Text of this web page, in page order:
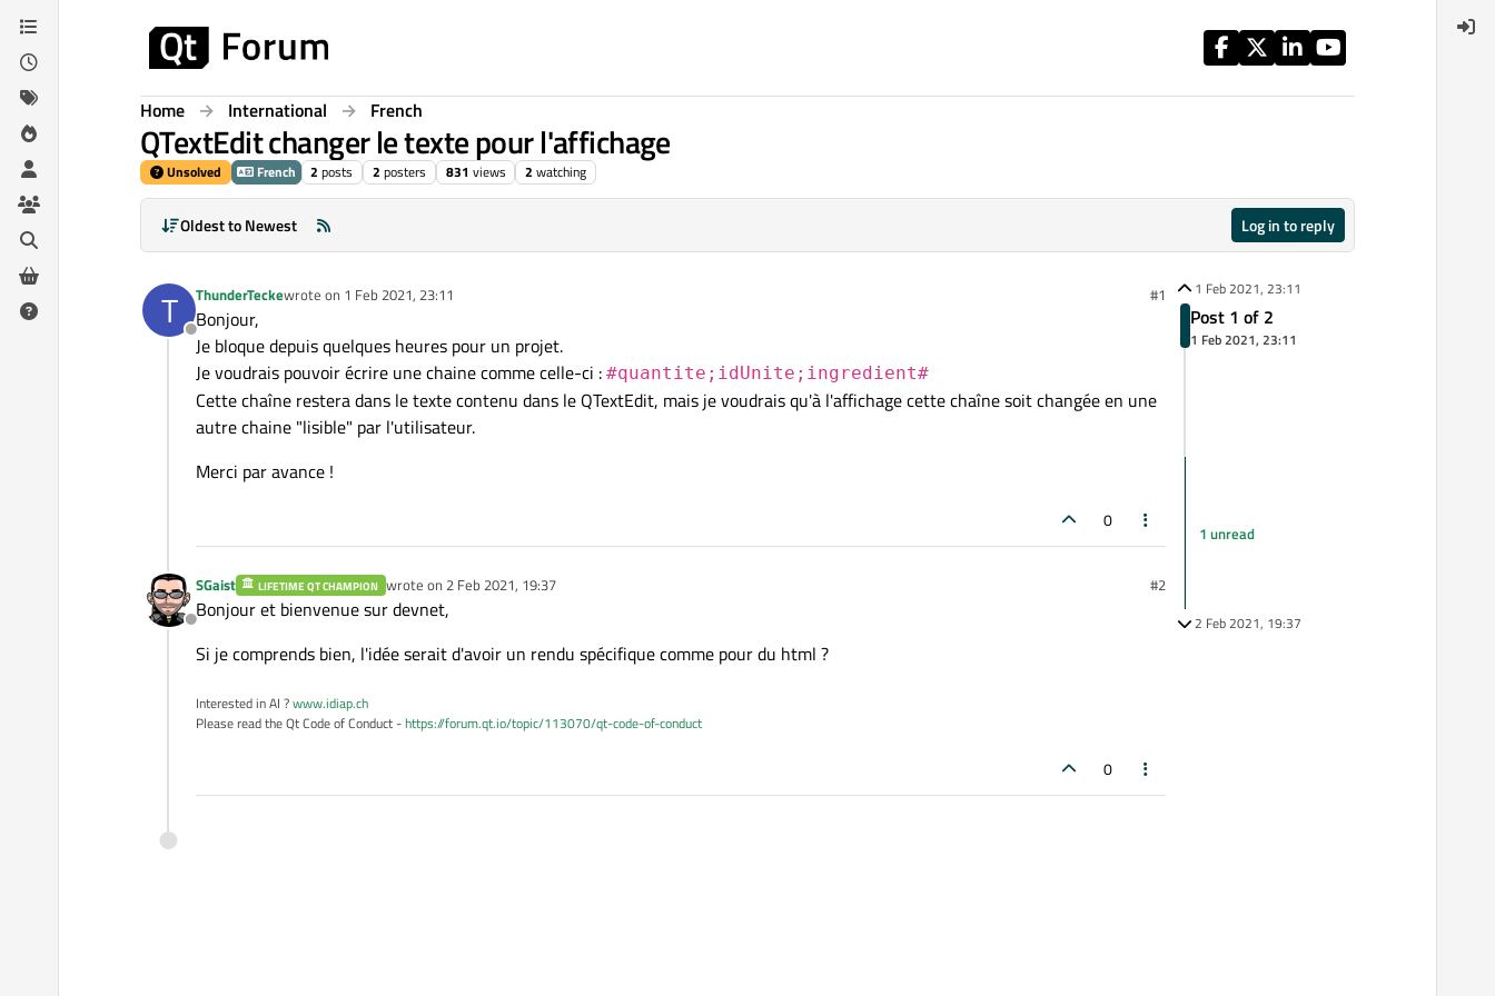
Skip to content
Home International French
QTextEdit changer le texte pour l'affichage
Unsolved French 2 posts 2 posters 831 views 2 watching
Oldest to Newest Log in to reply
T
Offline
ThunderTeckewrote on 1 Feb 2021, 23:11
last edited by #1
Bonjour,
Je bloque depuis quelques heures pour un projet.
Je voudrais pouvoir écrire une chaine comme celle-ci : #quantite;idUnite;ingredient#
Cette chaîne restera dans le texte contenu dans le QTextEdit, mais je voudrais qu'à l'affichage cette chaîne soit changée en une
autre chaine "lisible" par l'utilisateur.
Merci par avance !
0
Offline
SGaist LIFETIME QT CHAMPION wrote on 2 Feb 2021, 19:37
last edited by #2
Bonjour et bienvenue sur devnet,
Si je comprends bien, l'idée serait d'avoir un rendu spécifique comme pour du html ?
Interested in AI ?www.idiap.ch
Please read the Qt Code of Conduct -https://forum.qt.io/topic/113070/qt-code-of-conduct
0
1 Feb 2021, 23:11
Post 1 of 2
1 Feb 2021, 23:11
1 unread
2 Feb 2021, 19:37